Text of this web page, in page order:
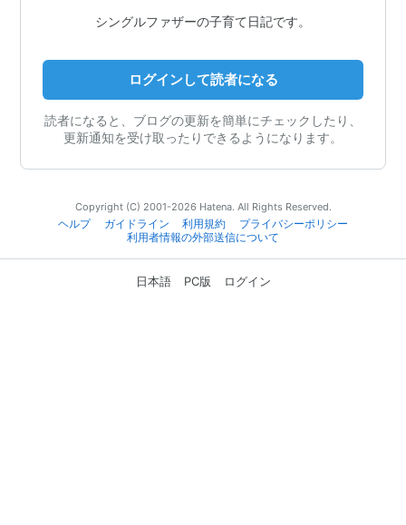
シングルファザーの子育て日記です。
ログインして読者になる
読者になると、ブログの更新を簡単にチェックしたり、
更新通知を受け取ったりできるようになります。
Copyright (C) 2001-2026 Hatena. All Rights Reserved.
ヘルプ
ガイドライン 利用規約
プライバシーポリシー
利用者情報の外部送信について
日本語 PC版 ログイン